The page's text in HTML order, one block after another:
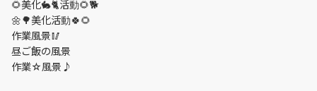
🌻美化🐇🐈活動🌻🐕
🌼🌳美化活動🍀🌻
作業風景🥢
昼ご飯の風景
作業☆風景♪